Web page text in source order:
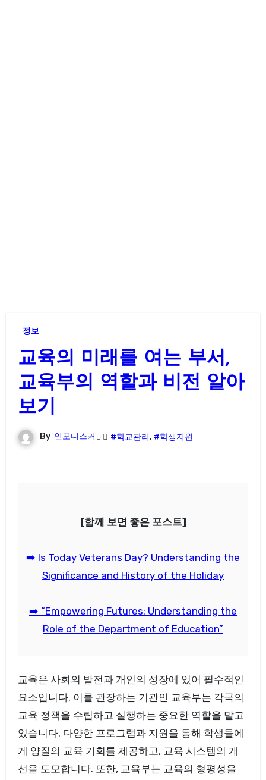
정보
교육의 미래를 여는 부서,
교육부의 역할과 비전 알아
보기
By 인포디스커 #학교관리, #학생지원
[함께 보면 좋은 포스트]
➡️ Is Today Veterans Day? Understanding the
Significance and History of the Holiday
➡️ “Empowering Futures: Understanding the
Role of the Department of Education”
교육은 사회의 발전과 개인의 성장에 있어 필수적인
요소입니다. 이를 관장하는 기관인 교육부는 각국의
교육 정책을 수립하고 실행하는 중요한 역할을 맡고
있습니다. 다양한 프로그램과 지원을 통해 학생들에
게 양질의 교육 기회를 제공하고, 교육 시스템의 개
선을 도모합니다. 또한, 교육부는 교육의 형평성을